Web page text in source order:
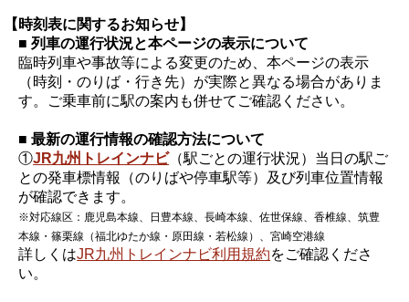
【時刻表に関するお知らせ】
■ 列車の運行状況と本ページの表示について
臨時列車や事故等による変更のため、本ページの表示
（時刻・のりば・行き先）が実際と異なる場合がありま
す。ご乗車前に駅の案内も併せてご確認ください。
■ 最新の運行情報の確認方法について
①JR九州トレインナビ（駅ごとの運行状況）当日の駅ご
との発車標情報（のりばや停車駅等）及び列車位置情報
が確認できます。
※対応線区：鹿児島本線、日豊本線、長崎本線、佐世保線、香椎線、筑豊
本線・篠栗線（福北ゆたか線・原田線・若松線）、宮崎空港線
詳しくはJR九州トレインナビ利用規約をご確認くださ
い。